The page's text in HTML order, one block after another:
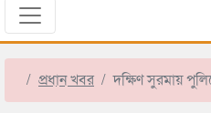
প্রধান খবর দক্ষিণ সুরমায়